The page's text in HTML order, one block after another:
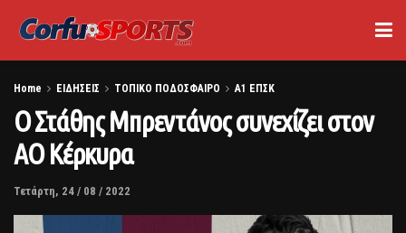
Home ΕΙΔΗΣΕΙΣ ΤΟΠΙΚΟ ΠΟΔΟΣΦΑΙΡΟ Α1 ΕΠΣΚ
Ο Στάθης Μπρεντάνος συνεχίζει στον
ΑΟ Κέρκυρα
Τετάρτη, 24 / 08 / 2022